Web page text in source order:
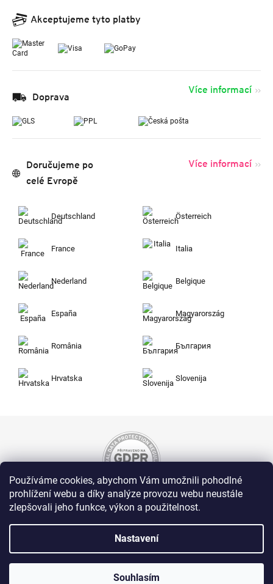
Používáme cookies, abychom Vám umožnili pohodlné
prohlížení webu a díky analýze provozu webu neustále
zlepšovali jeho funkce, výkon a použitelnost.
Nastavení
Souhlasím
Akceptujeme tyto platby
Doprava
Více informací
Doručujeme po
celé Evropě
Více informací
Deutschland Österreich
France Italia
Nederland Belgique
España Magyarország
România България
Hrvatska Slovenija
Nakupujte na Zuty bezpečně a bez obav. Díky
prohlížečem a serverem se přenášejí v